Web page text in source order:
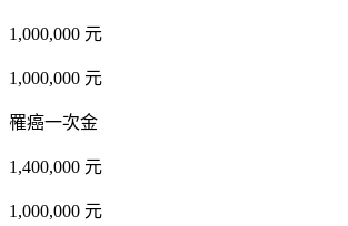
1,000,000 元
1,000,000 元
罹癌一次金
1,400,000 元
1,000,000 元